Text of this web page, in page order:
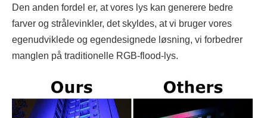
Den anden fordel er, at vores lys kan generere bedre
farver og strålevinkler, det skyldes, at vi bruger vores
egenudviklede og egendesignede løsning, vi forbedrer
manglen på traditionelle RGB-flood-lys.